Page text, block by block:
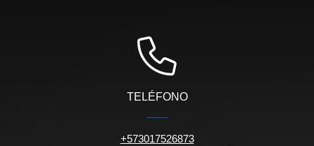
TELÉFONO
+573017526873